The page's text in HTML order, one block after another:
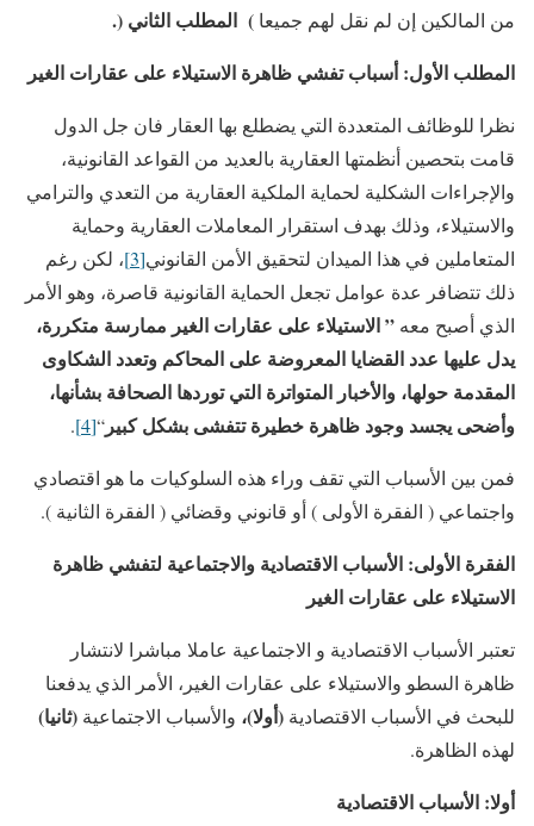
من المالكين إن لم نقل لهم جميعا ) المطلب الثاني (
.
المطلب الأول: أسباب تفشي ظاهرة الاستيلاء على عقارات الغير
نظرا للوظائف المتعددة التي يضطلع بها العقار فان جل الدول
قامت بتحصين أنظمتها العقارية بالعديد من القواعد القانونية،
والإجراءات الشكلية لحماية الملكية العقارية من التعدي والترامي
والاستيلاء، وذلك بهدف استقرار المعاملات العقارية وحماية
المتعاملين في هذا الميدان لتحقيق الأمن القانوني[3]
، لكن رغم
ذلك تتضافر عدة عوامل تجعل الحماية القانونية قاصرة، وهو الأمر
الذي أصبح معه ” الاستيلاء على عقارات الغير ممارسة متكررة،
يدل عليها عدد القضايا المعروضة على المحاكم وتعدد الشكاوى
المقدمة حولها، والأخبار المتواترة التي توردها الصحافة بشأنها،
وأضحى يجسد وجود ظاهرة خطيرة تتفشى بشكل كبير“
[4]
.
فمن بين الأسباب التي تقف وراء هذه السلوكيات ما هو اقتصادي
واجتماعي ( الفقرة الأولى ) أو قانوني وقضائي ( الفقرة الثانية ).
الفقرة الأولى: الأسباب الاقتصادية والاجتماعية لتفشي ظاهرة
الاستيلاء على عقارات الغير
تعتبر الأسباب الاقتصادية و الاجتماعية عاملا مباشرا لانتشار
ظاهرة السطو والاستيلاء على عقارات الغير، الأمر الذي يدفعنا
للبحث في الأسباب الاقتصادية (أولا)، والأسباب الاجتماعية (ثانيا)
لهذه الظاهرة.
أولا: الأسباب الاقتصادية